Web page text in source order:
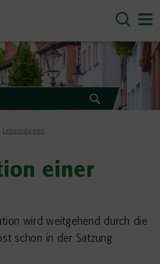
Lebenslagen
einer
wird weitgehend durch die
schon in der Satzung